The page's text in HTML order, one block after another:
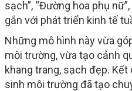
sạch”, “Đường hoa phụ
gắn với phát triển kinh tế
Những mô hình này vừa
môi trường, vừa tạo cảnh
khang trang, sạch đẹp.
sinh môi trường đã tạo